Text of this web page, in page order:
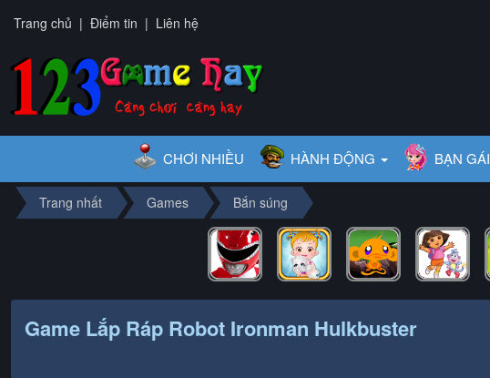
CHƠI NHIỀU HÀNH ĐỘNG BẠN GÁI
Trang chủ | Điểm tin | Liên hệ
Trang nhất Games Bắn súng
Game Lắp Ráp Robot Ironman Hulkbuster